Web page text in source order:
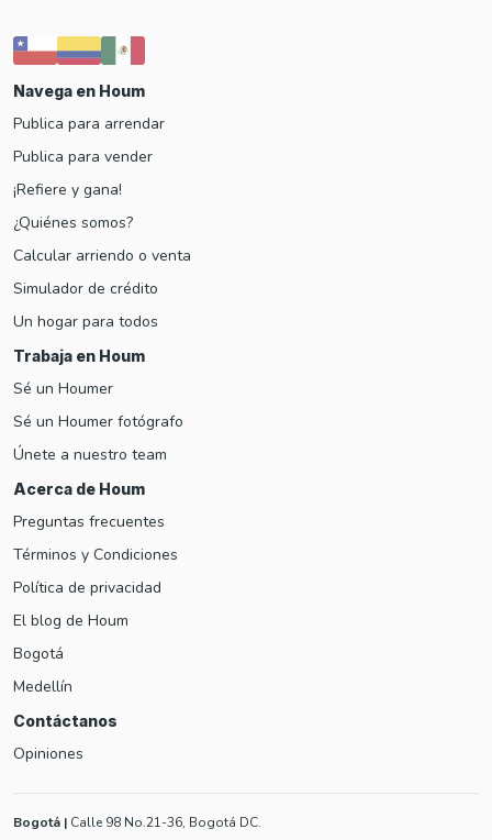
Navega en Houm
Publica para arrendar
Publica para vender
¡Refiere y gana!
¿Quiénes somos?
Calcular arriendo o venta
Simulador de crédito
Un hogar para todos
Trabaja en Houm
Sé un Houmer
Sé un Houmer fotógrafo
Únete a nuestro team
Acerca de Houm
Preguntas frecuentes
Términos y Condiciones
Política de privacidad
El blog de Houm
Bogotá
Medellín
Contáctanos
Opiniones
Bogotá | Calle 98 No.21-36, Bogotá DC.